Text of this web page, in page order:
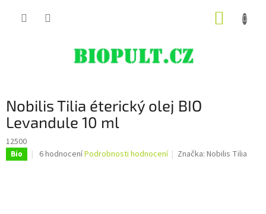
Nobilis Tilia éterický olej BIO
Levandule 10 ml
12500
Bio
Průměrné
6 hodnoceníPodrobnosti hodnocení Značka:Nobilis Tilia